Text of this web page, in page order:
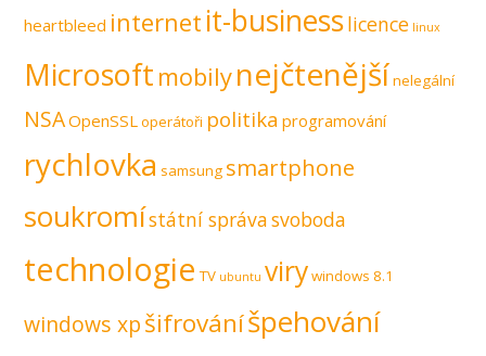
heartbleed internet it-businesslicence linux
Microsoft mobilynejčtenějšínelegální
NSAOpenSSLoperátoři politika programování
rychlovka samsung smartphone
soukromístátní správasvoboda
technologie TV ubuntu virywindows 8.1
windows xpšifrováníšpehování